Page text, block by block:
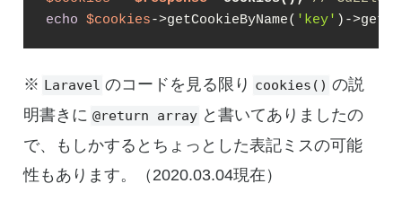
echo $cookies->getCookieByName( 'key' )-
※ Laravel のコードを見る限り cookies() の説
明書きに @return array と書いてありましたの
で、もしかするとちょっとした表記ミスの可能
性もあります。（2020.03.04現在）